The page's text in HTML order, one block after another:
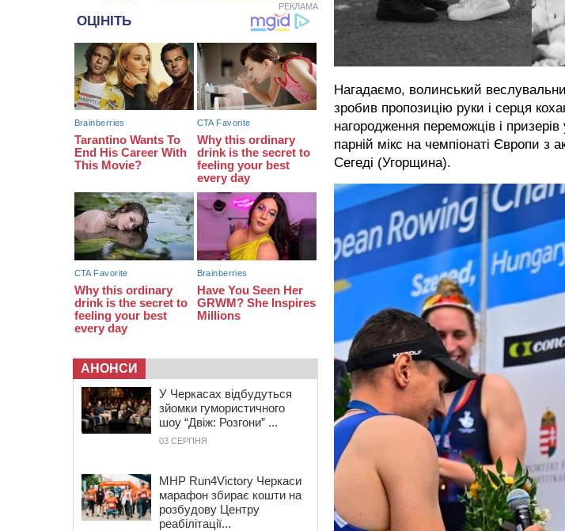
Нагадаємо, волинський
зробив пропозицію руки і серця
нагородження переможців і призерів
парній мікс на чемпіонаті Європи з
Сегеді (Угорщина).
дитсадку
08:22 “На щиті” у Чорнобаївську
громаду повертається полеглий
біля Кліщіївки воїн
07:30 Понад 968 мільйонів гривень
Черкащині
06 СЕРПНЯ 2026, ЧЕТВЕР
21:13
Вісім медалей, з яких чотири
золоті: черкаські спортсмени
тріумфували на чемпіонаті України
РЕКЛАМА
АНОНСИ
У Черкасах відбудуться
зйомки гумористичного
шоу “Двіж: Розгони” ...
03 СЕРПНЯ
MHP Run4Victory Черкаси
марафон збирає кошти на
розбудову Центру
реабілітації...